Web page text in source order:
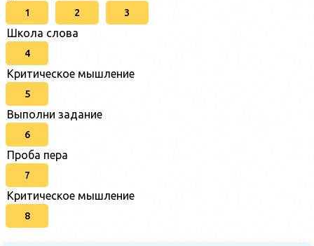
1 2 3
Школа слова
4
Критическое мышление
5
Выполни задание
6
Проба пера
7
Критическое мышление
8